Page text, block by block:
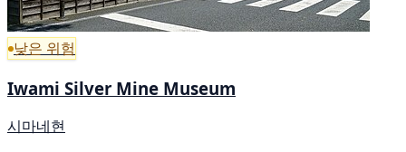
낮은 위험
Iwami Silver Mine Museum
시마네현